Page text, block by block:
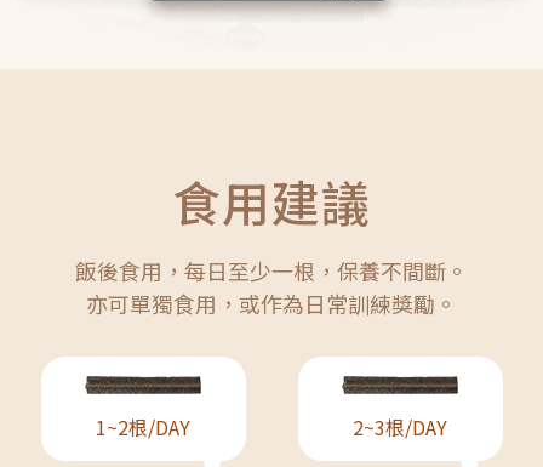
食用建議
飯後食用，每日至少一根，保養不間斷。
亦可單獨食用，或作為日常訓練獎勵。
1~2根/DAY 2~3根/DAY